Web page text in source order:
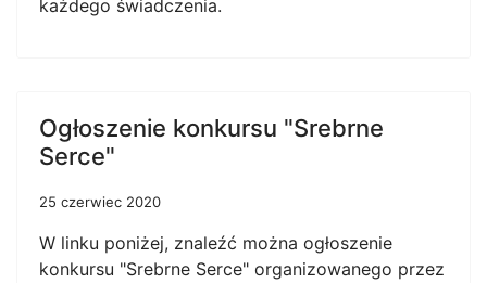
każdego świadczenia.
Ogłoszenie konkursu "Srebrne
Serce"
25 czerwiec 2020
W linku poniżej, znaleźć można ogłoszenie
konkursu "Srebrne Serce" organizowanego przez